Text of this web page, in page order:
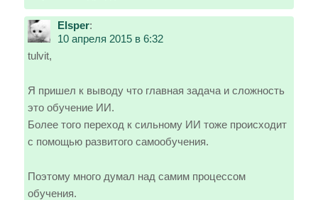
Elsper:
10 апреля 2015 в 6:32
tulvit,
Я пришел к выводу что главная задача и сложность
это обучение ИИ.
Более того переход к сильному ИИ тоже происходит
с помощью развитого самообучения.
Поэтому много думал над самим процессом
обучения.